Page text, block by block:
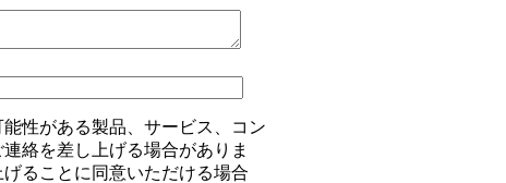
性がある製品、サービス、コン
絡を差し上げる場合がありま
ることに同意いただける場合